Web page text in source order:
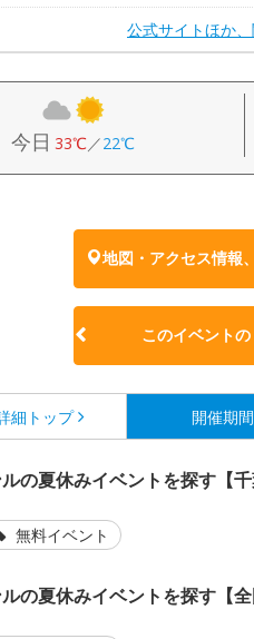
公式サイトほか
今日 33℃／22℃
地図・アクセス情報
このイベント
細 トップ 開催期
の夏休みイベントを探す【千
無料イベント
の夏休みイベントを探す【全